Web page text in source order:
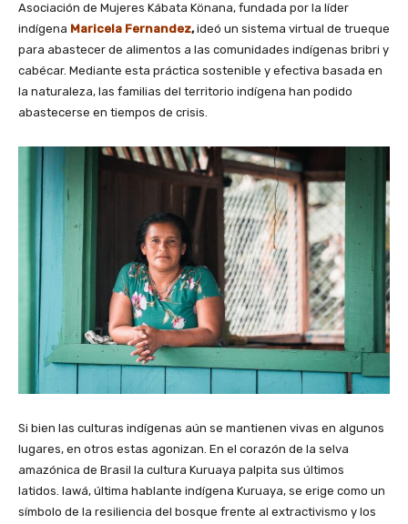
Asociación de Mujeres Kábata Könana, fundada por la líder
indígena Maricela Fernandez,ideó un sistema virtual de trueque
para abastecer de alimentos a las comunidades indígenas bribri y
cabécar. Mediante esta práctica sostenible y efectiva basada en
la naturaleza, las familias del territorio indígena han podido
abastecerse en tiempos de crisis.
Si bien las culturas indígenas aún se mantienen vivas en algunos
lugares, en otros estas agonizan. En el corazón de la selva
amazónica de Brasil la cultura Kuruaya palpita sus últimos
latidos. Iawá, última hablante indígena Kuruaya, se erige como un
símbolo de la resiliencia del bosque frente al extractivismo y los